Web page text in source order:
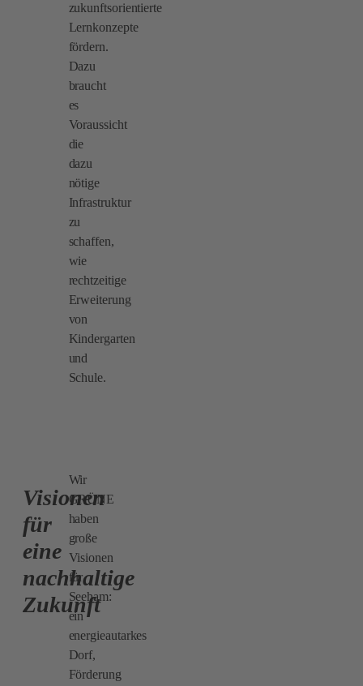
zukunftsorientierte
Lernkonzepte
fördern.
Dazu
braucht
es
Voraussicht
die
dazu
nötige
Infrastruktur
zu
schaffen,
wie
rechtzeitige
Erweiterung
von
Kindergarten
und
Schule.
Visionen
für
eine
nachhaltige
Zukunft
Wir
GRÜNE
haben
große
Visionen
für
Seeham:
ein
energieautarkes
Dorf,
Förderung